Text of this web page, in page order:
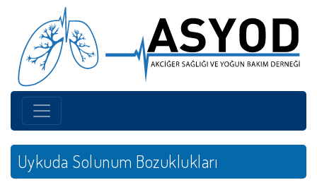
Uykuda Solunum Bozuklukları